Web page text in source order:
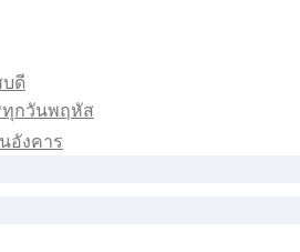
ดี
กวันพฤหัส
อังคาร